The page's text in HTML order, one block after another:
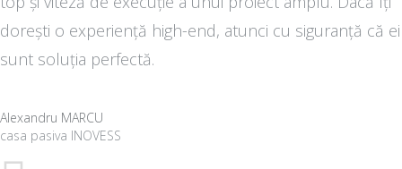
dorești o experiență high-end, atunci cu siguranță că ei
sunt soluția perfectă.
Alexandru MARCU
casa pasiva INOVESS